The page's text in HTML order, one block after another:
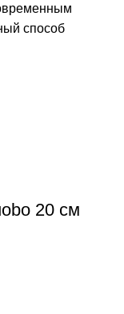
способ
20 см